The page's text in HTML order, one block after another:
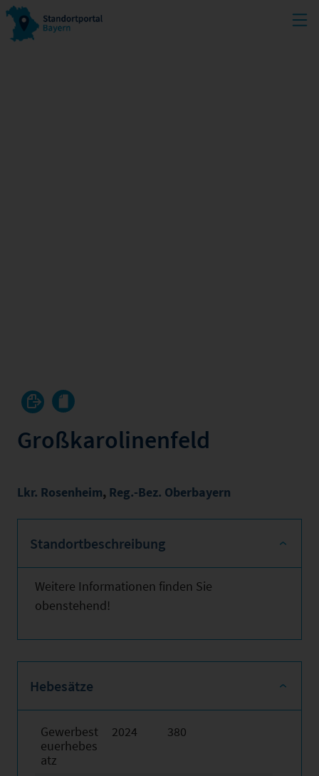
Großkarolinenfeld
Lkr. Rosenheim, Reg.-Bez. Oberbayern
Standortbeschreibung
Weitere Informationen finden Sie
obenstehend!
Hebesätze
Gewerbest
euerhebes
atz
2024 380